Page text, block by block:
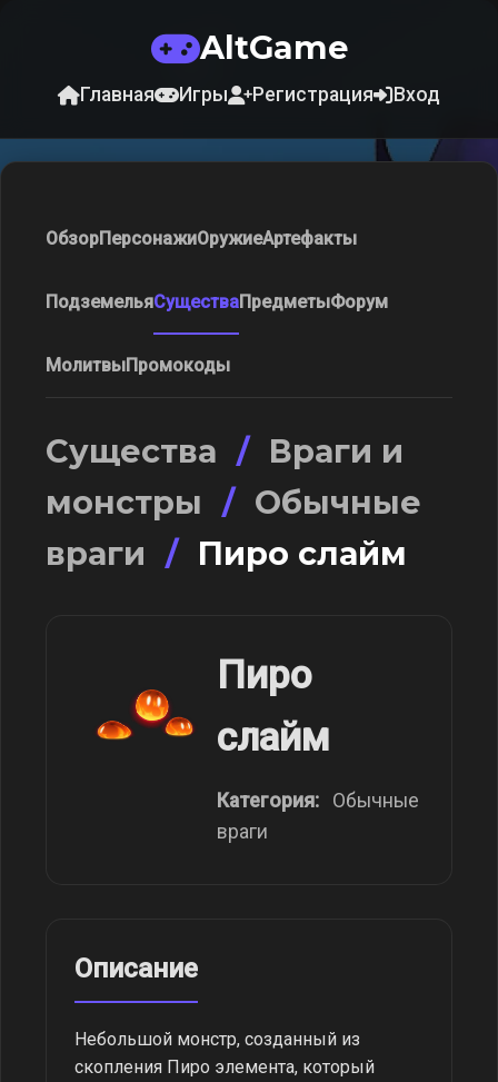
AltGame
Главная Игры Регистрация Вход
ОбзорПерсонажиОружиеАртефакты
ПодземельяСуществаПредметыФорум
МолитвыПромокоды
Существа / Враги и
монстры / Обычные
враги / Пиро слайм
Пиро
слайм
Категория:
Обычные
враги
Описание
Небольшой монстр, созданный из
скопления Пиро элемента, который